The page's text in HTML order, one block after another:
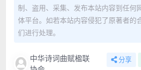
制、盗用、采集、发布本站内容到任何
体平台。如若本站内容侵犯了原著者的
们进行处理。
中华诗词曲赋楹联
分享